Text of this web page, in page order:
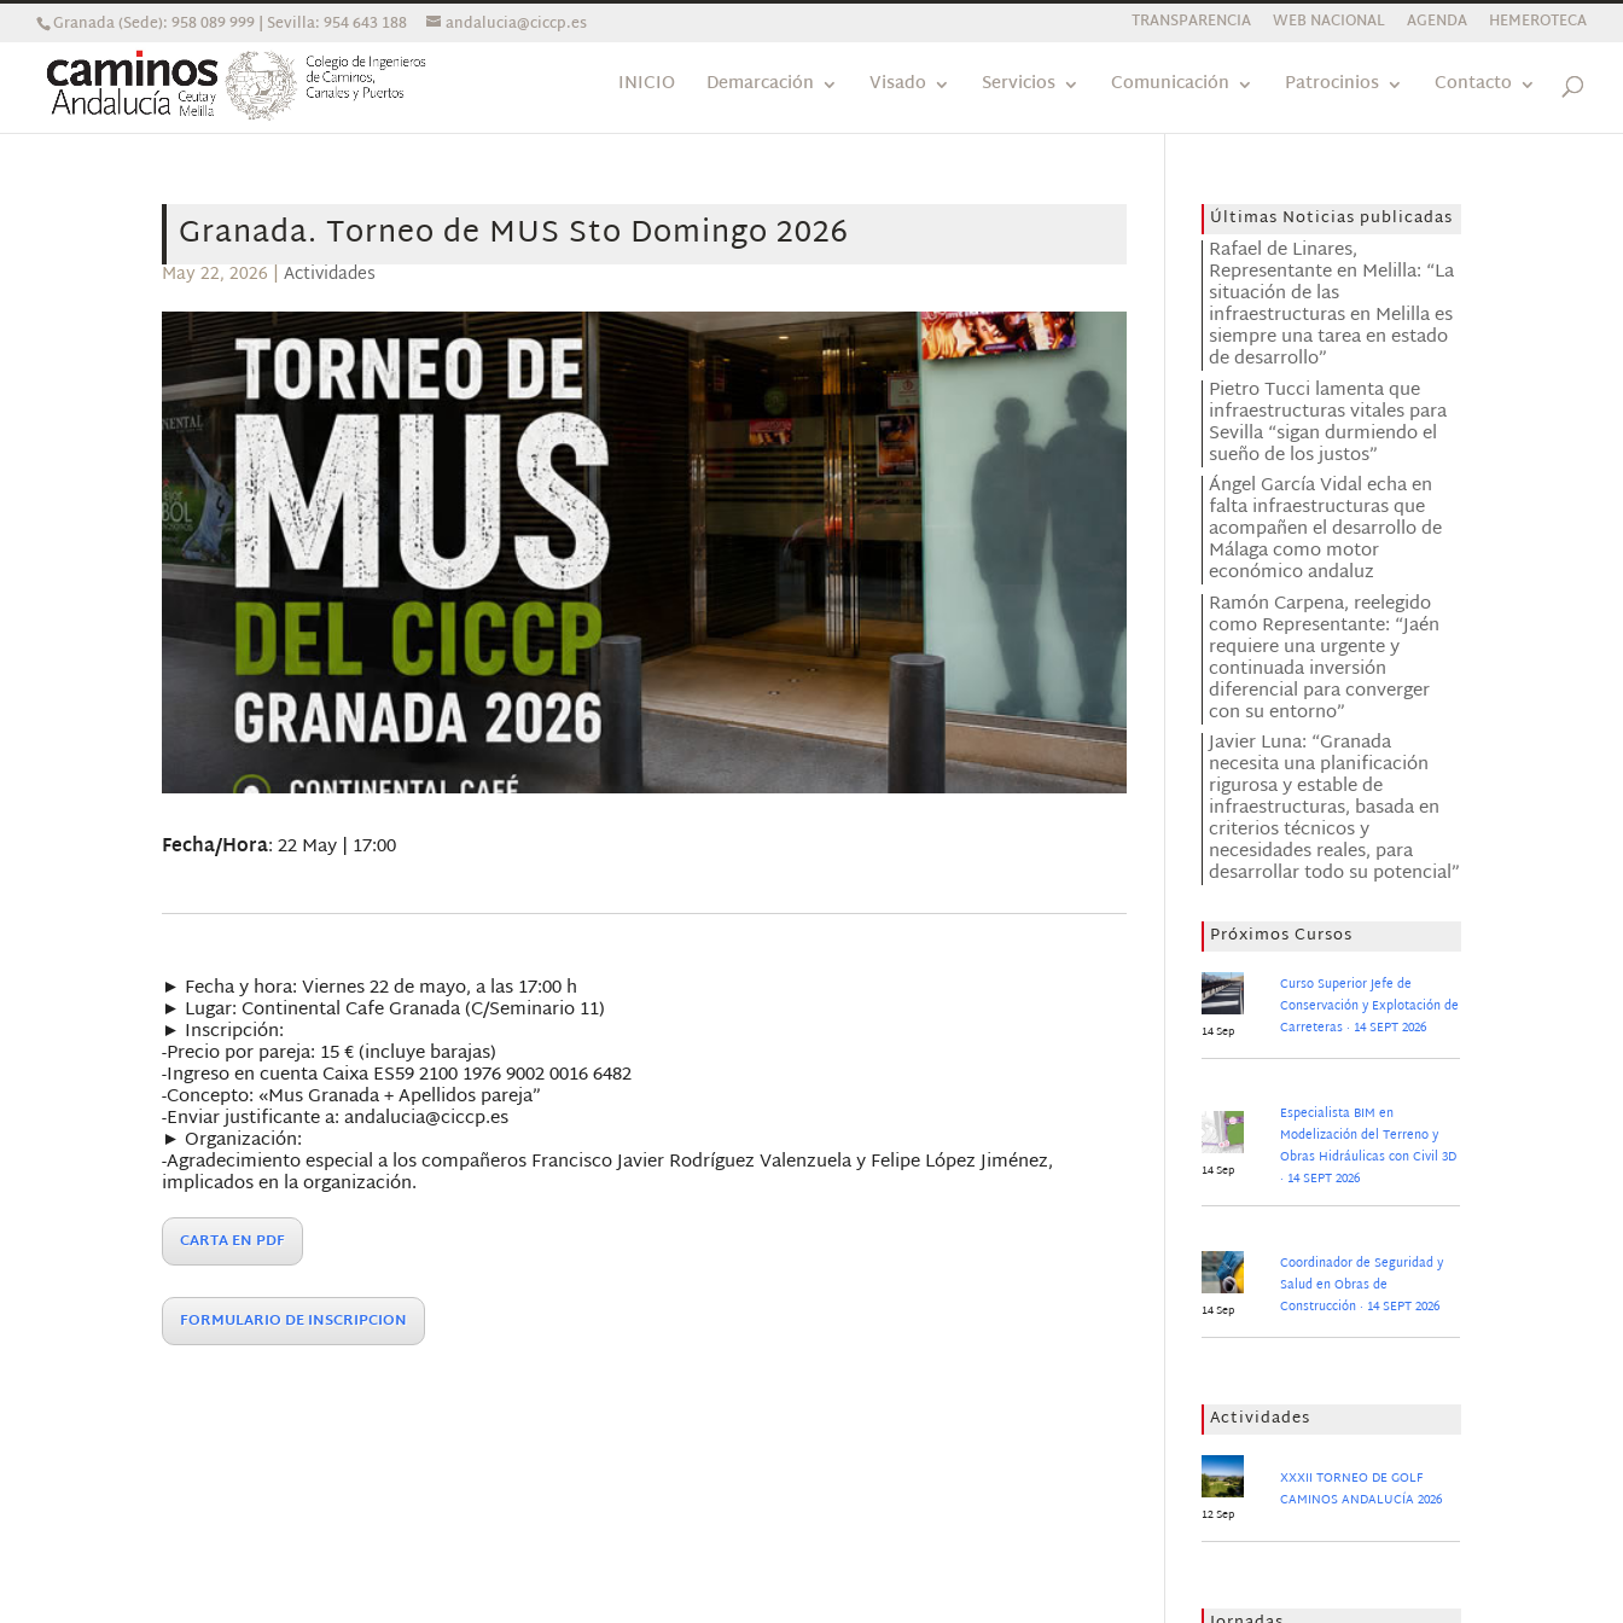
Granada (Sede): 958 089 999 | Sevilla: 954 643 188 andalucia@ciccp.es TRANSPARENCIA WEB NACIONAL AGENDA HEMEROTECA
INICIO Demarcación Visado Servicios Comunicación Patrocinios Contacto
Granada. Torneo de MUS Sto Domingo 2026
May 22, 2026 |Actividades
Fecha/Hora: 22 May | 17:00
► Fecha y hora: Viernes 22 de mayo, a las 17:00 h
► Lugar: Continental Cafe Granada (C/Seminario 11)
► Inscripción:
-Precio por pareja: 15 € (incluye barajas)
-Ingreso en cuenta Caixa ES59 2100 1976 9002 0016 6482
-Concepto: «Mus Granada + Apellidos pareja”
-Enviar justificante a: andalucia@ciccp.es
► Organización:
-Agradecimiento especial a los compañeros Francisco Javier Rodríguez Valenzuela y Felipe López Jiménez,
implicados en la organización.
CARTA EN PDF
FORMULARIO DE INSCRIPCION
Últimas Noticias publicadas
Rafael de Linares,
Representante en Melilla: “La
situación de las
infraestructuras en Melilla es
siempre una tarea en estado
de desarrollo”
Pietro Tucci lamenta que
infraestructuras vitales para
Sevilla “sigan durmiendo el
sueño de los justos”
Ángel García Vidal echa en
falta infraestructuras que
acompañen el desarrollo de
Málaga como motor
económico andaluz
Ramón Carpena, reelegido
como Representante: “Jaén
requiere una urgente y
continuada inversión
diferencial para converger
con su entorno”
Javier Luna: “Granada
necesita una planificación
rigurosa y estable de
infraestructuras, basada en
criterios técnicos y
necesidades reales, para
desarrollar todo su potencial”
Próximos Cursos
14 Sep
Curso Superior Jefe de
Conservación y Explotación de
Carreteras · 14 SEPT 2026
14 Sep
Especialista BIM en
Modelización del Terreno y
Obras Hidráulicas con Civil 3D
· 14 SEPT 2026
14 Sep
Coordinador de Seguridad y
Salud en Obras de
Construcción · 14 SEPT 2026
Actividades
12 Sep
XXXII TORNEO DE GOLF
CAMINOS ANDALUCÍA 2026